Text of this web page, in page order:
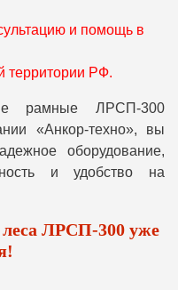
и помощь в
территории РФ.
рамные ЛРСП-300
«Анкор-техно», вы
оборудование,
и удобство на
ЛРСП-300 уже